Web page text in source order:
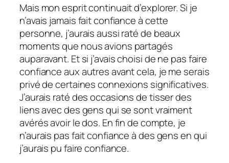
Mais mon esprit continuait d’explorer. Si je
n’avais jamais fait confiance à cette
personne, j’aurais aussi raté de beaux
moments que nous avions partagés
auparavant. Et si j’avais choisi de ne pas faire
confiance aux autres avant cela, je me serais
privé de certaines connexions significatives.
J’aurais raté des occasions de tisser des
liens avec des gens qui se sont vraiment
avérés avoir le dos. En fin de compte, je
n’aurais pas fait confiance à des gens en qui
j’aurais pu faire confiance.